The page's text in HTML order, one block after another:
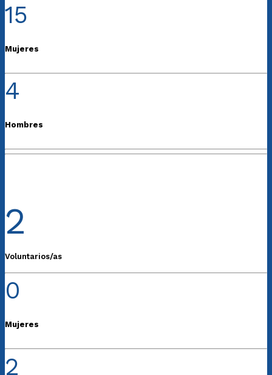
15
Mujeres
4
Hombres
2
Voluntarios/as
0
Mujeres
2